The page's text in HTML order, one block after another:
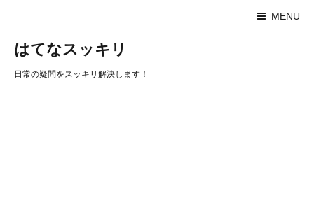
MENU
はてなスッキリ
日常の疑問をスッキリ解決します！